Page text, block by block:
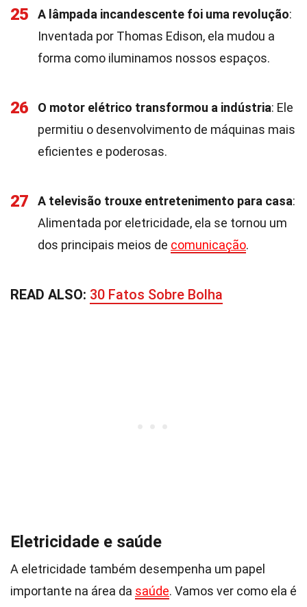
25 A lâmpada incandescente foi uma revolução:
Inventada por Thomas Edison, ela mudou a
forma como iluminamos nossos espaços.
26 O motor elétrico transformou a indústria: Ele
permitiu o desenvolvimento de máquinas mais
eficientes e poderosas.
27 A televisão trouxe entretenimento para casa:
Alimentada por eletricidade, ela se tornou um
dos principais meios de comunicação.
READ ALSO: 30 Fatos Sobre Bolha
Eletricidade e saúde
A eletricidade também desempenha um papel
importante na área da saúde. Vamos ver como ela é